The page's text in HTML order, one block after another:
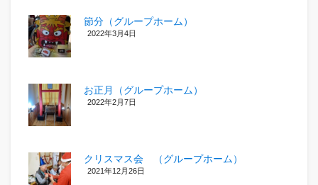
節分（グループホーム）
2022年3月4日
お正月（グループホーム）
2022年2月7日
クリスマス会 （グループホーム）
2021年12月26日